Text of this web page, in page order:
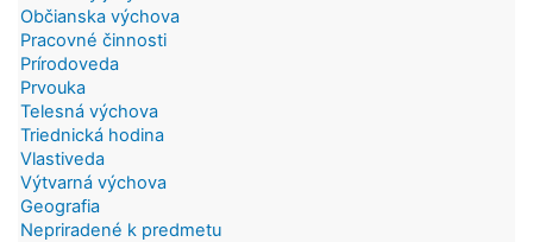
Občianska výchova
Pracovné činnosti
Prírodoveda
Prvouka
Telesná výchova
Triednická hodina
Vlastiveda
Výtvarná výchova
Geografia
Nepriradené k predmetu